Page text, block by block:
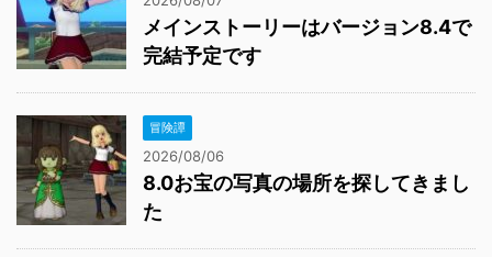
メインストーリーはバージョン8.4で
完結予定です
冒険譚
2026/08/06
8.0お宝の写真の場所を探してきまし
た